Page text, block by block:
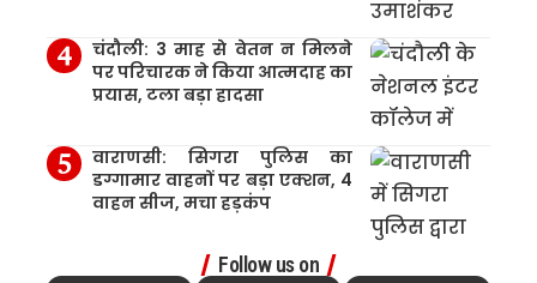
चंदौली: 3 माह से वेतन न मिलने
पर परिचारक ने किया आत्मदाह का
प्रयास, टला बड़ा हादसा
वाराणसी: सिगरा पुलिस का
डग्गामार वाहनों पर बड़ा एक्शन, 4
वाहन सीज, मचा हड़कंप
Follow us on